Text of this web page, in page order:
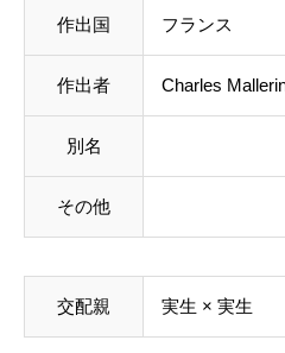
作出国 フランス
作出者 Charles
別名
その他
交配親 実生 × 実生